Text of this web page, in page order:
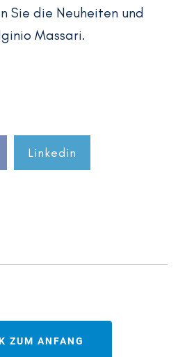
Sie die Neuheiten und
Massari.
Linkedin
ZUM ANFANG